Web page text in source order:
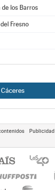
los Barros
Fresno
Cáceres
Publicidad